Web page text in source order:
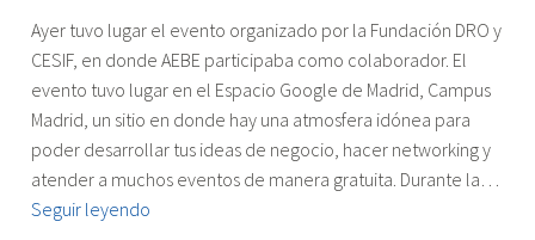
"I
Jornada
de
Emprendimiento
Científico"
Ayer tuvo lugar el evento organizado por la Fundación DRO y
CESIF, en donde AEBE participaba como colaborador. El
evento tuvo lugar en el Espacio Google de Madrid, Campus
Madrid, un sitio en donde hay una atmosfera idónea para
poder desarrollar tus ideas de negocio, hacer networking y
atender a muchos eventos de manera gratuita. Durante la…
Seguir leyendo